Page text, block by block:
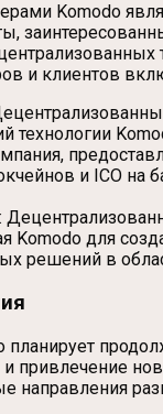
Komodo
и клиентов
технологии
и ICO на
:
Komodo для
решений в
планирует
привлечение
направления